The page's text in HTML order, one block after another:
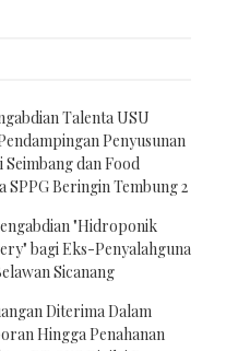
Talenta USU
Penyusunan
dan Food
SPPG Beringin Tembung 2
"Hidroponik
bagi Eks-Penyalahguna
Sicanang
Diterima Dalam
Hingga Penahanan